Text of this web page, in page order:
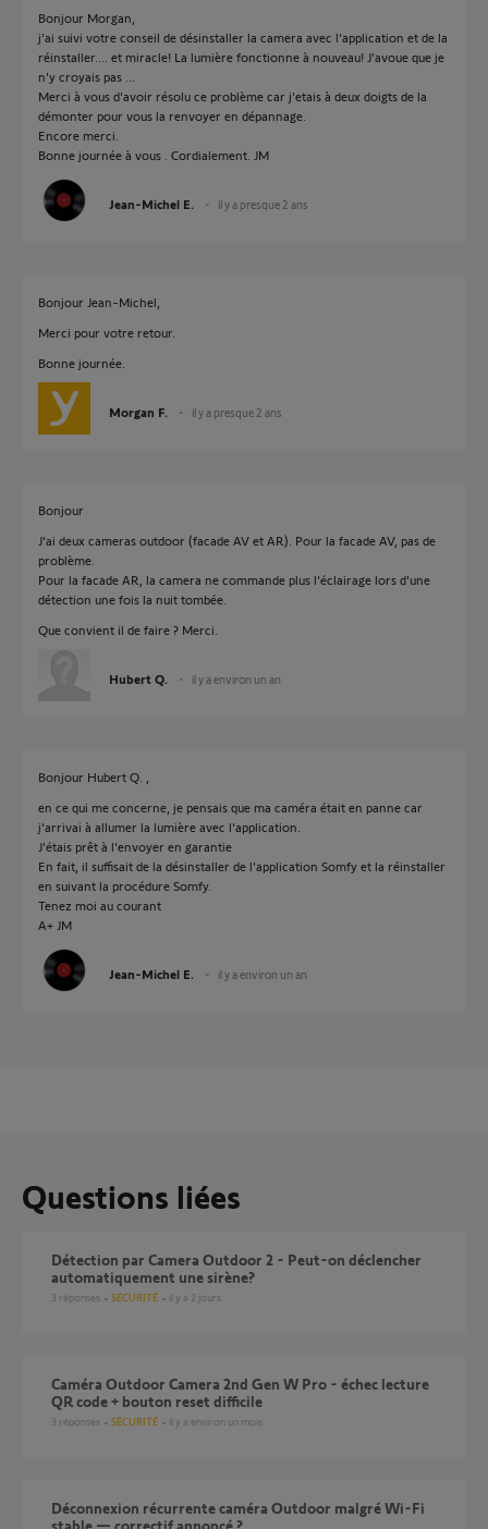
Bonjour Morgan,
j'ai suivi votre conseil de désinstaller la camera avec l'application et de la
réinstaller.... et miracle! La lumière fonctionne à nouveau! J'avoue que je
n'y croyais pas ...
Merci à vous d'avoir résolu ce problème car j'etais à deux doigts de la
démonter pour vous la renvoyer en dépannage.
Encore merci.
Bonne journée à vous . Cordialement. JM
Jean-Michel E. il y a presque 2 ans
Bonjour Jean-Michel,
Merci pour votre retour.
Bonne journée.
Morgan F. il y a presque 2 ans
Bonjour
J'ai deux cameras outdoor (facade AV et AR). Pour la facade AV, pas de
problème.
Pour la facade AR, la camera ne commande plus l'éclairage lors d'une
détection une fois la nuit tombée.
Que convient il de faire ? Merci.
Hubert Q. il y a environ un an
Bonjour Hubert Q. ,
en ce qui me concerne, je pensais que ma caméra était en panne car
j'arrivai à allumer la lumière avec l'application.
J'étais prêt à l'envoyer en garantie
En fait, il suffisait de la désinstaller de l'application Somfy et la réinstaller
en suivant la procédure Somfy.
Tenez moi au courant
A+ JM
Jean-Michel E. il y a environ un an
Questions liées
Détection par Camera Outdoor 2 - Peut-on déclencher
automatiquement une sirène?
3 réponses SÉCURITÉ il y a 2 jours
Caméra Outdoor Camera 2nd Gen W Pro - échec lecture
QR code + bouton reset difficile
3 réponses SÉCURITÉ il y a environ un mois
Déconnexion récurrente caméra Outdoor malgré Wi-Fi
stable — correctif annoncé ?